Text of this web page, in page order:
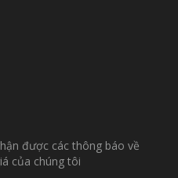
được các thông báo về
của chúng tôi